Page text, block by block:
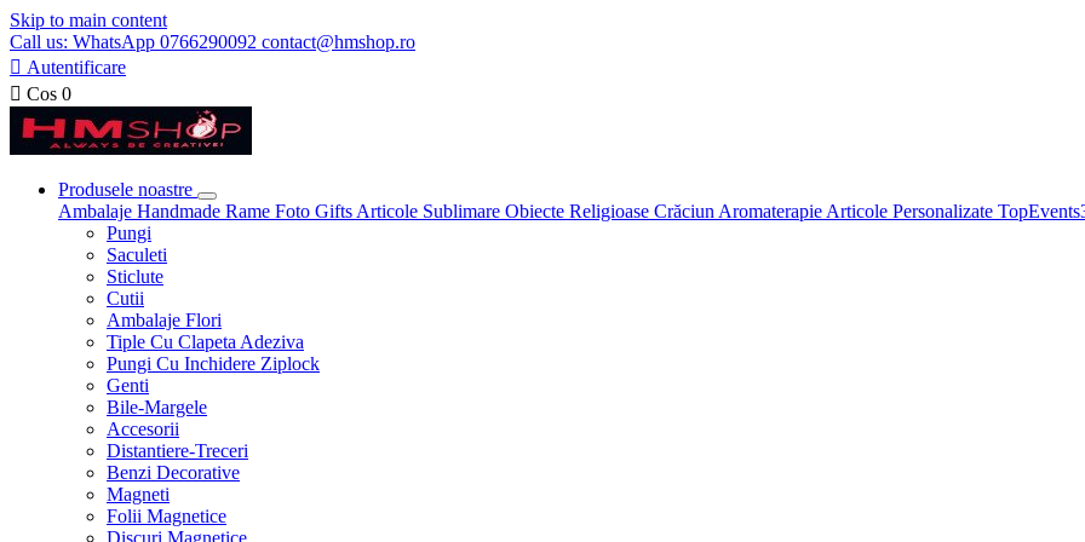
Skip to main content
Call us: WhatsApp 0766290092 contact@hmshop.ro
 Autentificare
 Cos 0
Produsele noastre
Ambalaje Handmade Rame Foto Gifts Articole Sublimare Obiecte Religioase Crăciun Aromaterapie Articole Personalizate
Pungi
Saculeti
Sticlute
Cutii
Ambalaje Flori
Tiple Cu Clapeta Adeziva
Pungi Cu Inchidere Ziplock
Genti
Bile-Margele
Accesorii
Distantiere-Treceri
Benzi Decorative
Magneti
Folii Magnetice
Discuri Magnetice